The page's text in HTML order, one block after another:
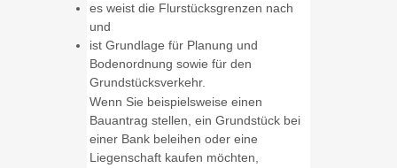
es weist die Flurstücksgrenzen nach
und
ist Grundlage für Planung und
Bodenordnung sowie für den
Grundstücksverkehr.
Wenn Sie beispielsweise einen
Bauantrag stellen, ein Grundstück bei
einer Bank beleihen oder eine
Liegenschaft kaufen möchten,